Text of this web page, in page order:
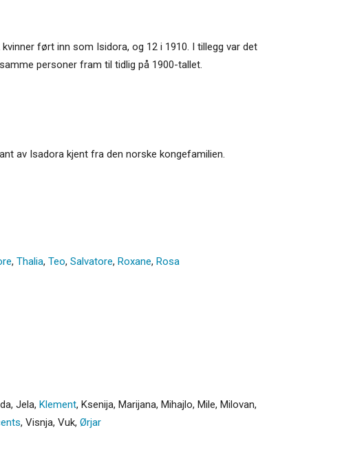
ført inn som Isidora, og 12 i 1910. I tillegg var det
personer fram til tidlig på 1900-tallet.
av Isadora kjent fra den norske kongefamilien.
, Thalia, Teo, Salvatore, Roxane, Rosa
, Jela, Klement, Ksenija, Marijana, Mihajlo, Mile, Milovan,
, Visnja, Vuk, Ørjar